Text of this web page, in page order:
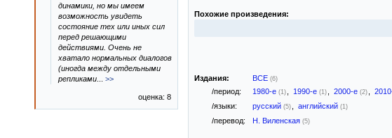
Похожие произведения:
Издания: ВСЕ (6)
/период: 1980-е (1) 1990-е (1) 2000-е (2)
/языки: русский (5) английский (1)
/перевод: Н. Виленская (5)
динамики, но мы имеем
возможность увидеть
состояние тех или иных сил
перед решающими
действиями. Очень не
хватало нормальных диалогов
(иногда между отдельными
репликами
>>
оценка: 8